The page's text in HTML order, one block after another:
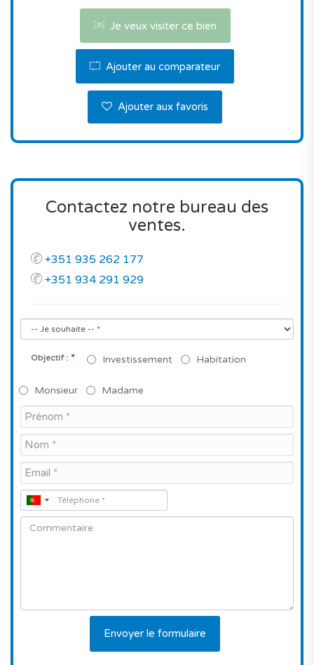
Je veux visiter ce bien
Ajouter au comparateur
Ajouter aux favoris
Contactez notre bureau des
ventes.
+351 935 262 177
+351 934 291 929
Objectif : * Investissement Habitation
Monsieur Madame